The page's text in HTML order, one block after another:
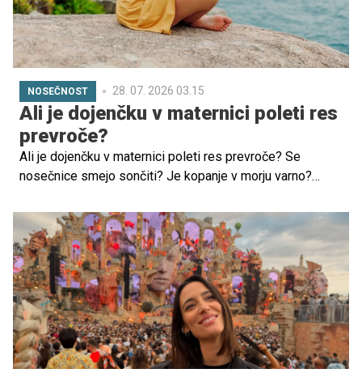
NOSEČNOST 28. 07. 2026 03.15
Ali je dojenčku v maternici poleti res
prevroče?
Ali je dojenčku v maternici poleti res prevroče? Se
nosečnice smejo sončiti? Je kopanje v morju varno?
ljudskih modrosti, ki niso vedno točne. V nadaljevanju
razkrivamo, kaj je resnica in kaj zgolj mit ter kako si poleti
olajšati nosečnost.